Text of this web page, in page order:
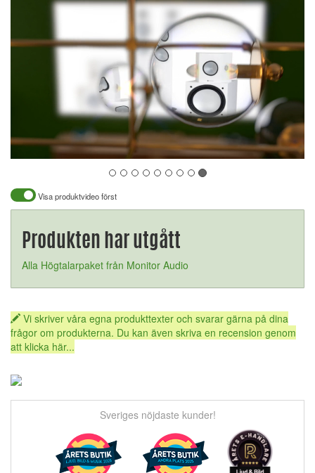
Visa produktvideo först
Produkten har utgått
Alla Högtalarpaket från Monitor Audio
Vi skriver våra egna produkttexter och svarar gärna på dina
frågor om produkterna. Du kan även skriva en recension genom
att klicka här...
Sveriges nöjdaste kunder!